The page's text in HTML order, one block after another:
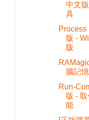
中文
具
Process
版 -
版
腦記
Run-
版 -
能